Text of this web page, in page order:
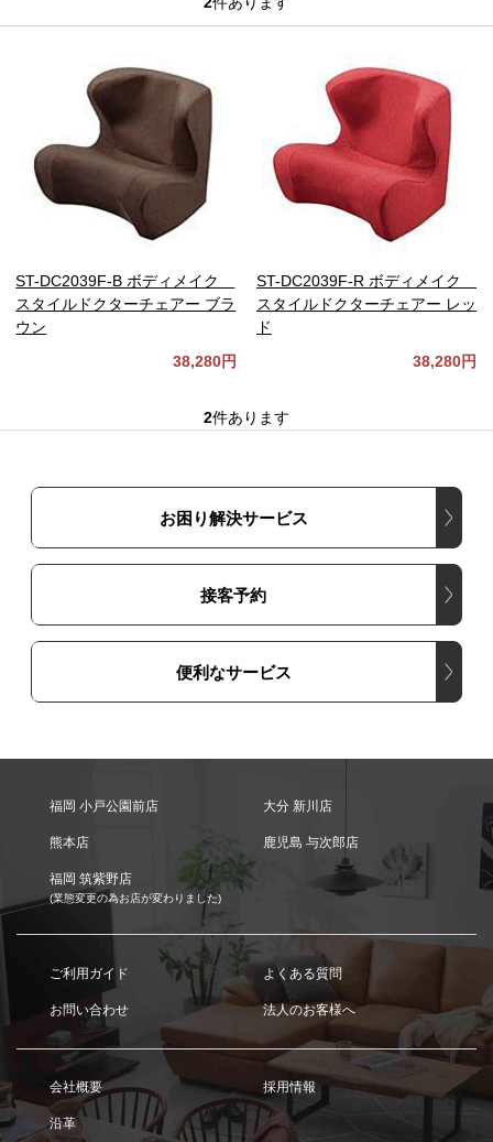
ST-DC2039F-B ボディメイク
スタイルドクターチェアー ブラ
ウン
38,280円
ST-DC2039F-R ボディメイク
スタイルドクターチェアー レッ
ド
38,280円
2件あります
お困り解決サービス
接客予約
便利なサービス
福岡 小戸公園前店 大分 新川店
熊本店 鹿児島 与次郎店
福岡 筑紫野店
(業態変更の為お店が変わりました)
ご利用ガイド よくある質問
お問い合わせ 法人のお客様へ
会社概要 採用情報
沿革